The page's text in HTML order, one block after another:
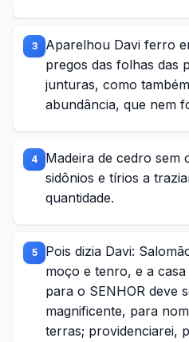
3
Aparelhou Davi ferro
pregos das folhas das
junturas, como
abundância, que nem
4
Madeira de cedro sem
sidônios e tírios a
quantidade.
5
Pois dizia Davi:
moço e tenro, e a
para o SENHOR deve
magnificente, para
terras; providenciarei,